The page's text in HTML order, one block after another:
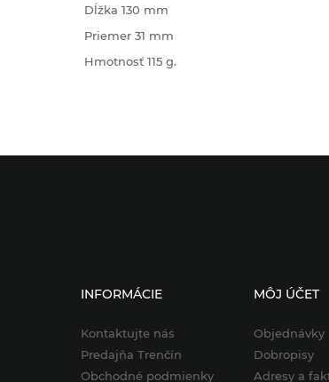
Dĺžka 130 mm
Priemer 31 mm
Hmotnosť 115 g.
INFORMÁCIE
Kontaktujte nás
Predajňa Trenčín
Obchodné podmienky
MÔJ ÚČET
Objednávky
Dobropisy
Adresy a